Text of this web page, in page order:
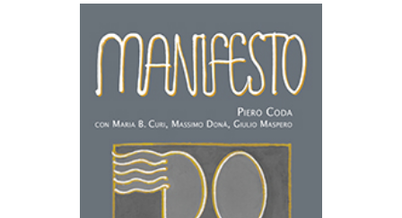
AGGIUNGI AL CARRELLO